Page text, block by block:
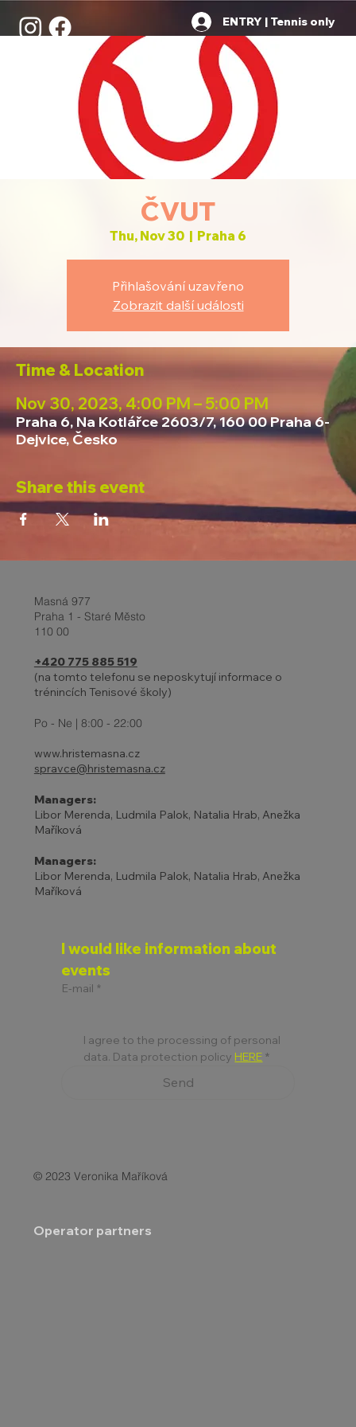
ENTRY | Tennis only
ČVUT
Thu, Nov 30
  |
Praha 6
Přihlašování uzavřeno
Zobrazit další události
Time & Location
Nov 30, 2023, 4:00 PM – 5:00 PM
Praha 6, Na Kotlářce 2603/7, 160 00 Praha 6-
Dejvice, Česko
Share this event
Masná 977
Praha 1 - Staré Město
110 00
+420 775 885 519
(na tomto telefonu se neposkytují informace o
trénincích Tenisové školy)
Po - Ne | 8:00 - 22:00
www.hristemasna.cz
spravce@hristemasna.cz
Managers:
Libor Merenda, Ludmila Palok, Natalia Hrab, Anežka
Maříková
Managers:
Libor Merenda, Ludmila Palok, Natalia Hrab, Anežka
Maříková
I would like information about
events
E-mail *
I agree to the processing of personal
data. Data protection policy HERE *
Send
© 2023 Veronika Maříková
Operator partners